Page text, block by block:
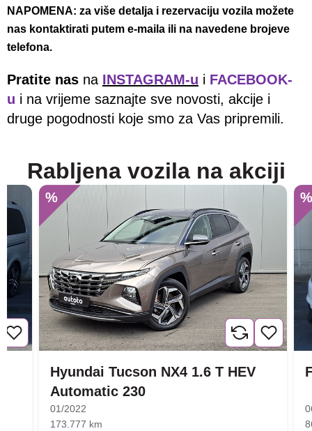
NAPOMENA: za više detalja i rezervaciju vozila možete
nas kontaktirati putem e-maila ili na navedene brojeve
telefona.
Pratite nas na INSTAGRAM-u i FACEBOOK-
u i na vrijeme saznajte sve novosti, akcije i
druge pogodnosti koje smo za Vas pripremili.
Rabljena vozila na akciji
%
Hyundai Tucson NX4 1.6 T HEV
Automatic 230
01/2022
173.777 km